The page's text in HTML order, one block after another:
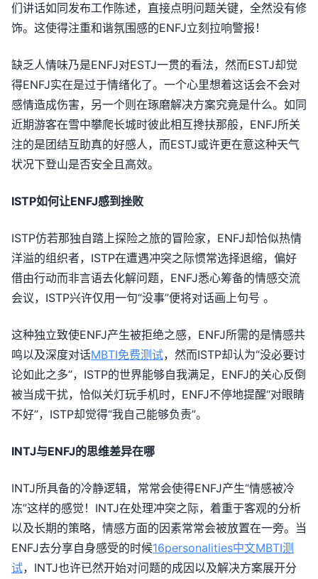
们讲话如同发布工作陈述，直接点明问题关键，全然没有修
饰。这使得注重和谐氛围感的ENFJ立刻拉响警报！
缺乏人情味乃是ENFJ对ESTJ一贯的看法，然而ESTJ却觉
得ENFJ实在是过于情绪化了。一个心里想着这话会不会对
感情造成伤害，另一个则在琢磨解决方案究竟是什么。如同
近期游客在雪中攀爬长城时彼此相互搀扶那般，ENFJ所关
注的是团结互助真的好感人，而ESTJ或许更在意这种天气
状况下登山是否安全且高效。
ISTP如何让ENFJ感到挫败
ISTP仿若那独自踏上探险之旅的冒险家，ENFJ却恰似热情
洋溢的组织者，ISTP在遭遇冲突之际惯常选择退缩，偏好
借由行动而非言语去化解问题，ENFJ悉心筹备的情感交流
会议，ISTP兴许仅用一句“没事”便将对话画上句号 。
这种独立致使ENFJ产生被拒绝之感，ENFJ所需的是情感共
鸣以及深度对话MBTI免费测试，然而ISTP却认为“没必要讨
论如此之多”，ISTP的世界能够自我满足，ENFJ的关心反倒
被当成干扰，恰似关灯玩手机时，ENFJ不停地提醒“对眼睛
不好”，ISTP却觉得“我自己能够负责”。
INTJ与ENFJ的思维差异在哪
INTJ所具备的冷静逻辑，常常会使得ENFJ产生“情感被冷
冻”这样的感觉！INTJ在处理冲突之际，着重于客观的分析
以及长期的策略，情感方面的因素常常会被放置在一旁。当
ENFJ去分享自身感受的时候16personalities中文MBTI测
试，INTJ也许已然开始对问题的成因以及解决方案展开分